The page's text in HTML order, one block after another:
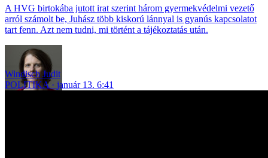
A HVG birtokába jutott irat szerint három gyermekvédelmi vezető
arról számolt be, Juhász több kiskorú lánnyal is gyanús kapcsolatot
tart fenn. Azt nem tudni, mi történt a tájékoztatás után.
Windisch Judit
POLITIKA
január 13. 6:41